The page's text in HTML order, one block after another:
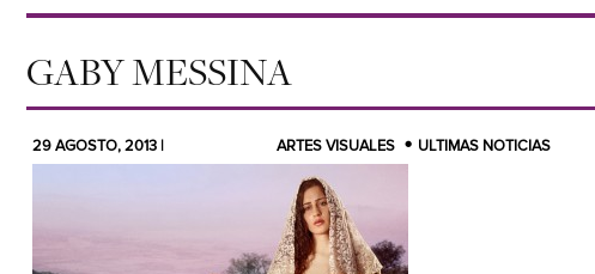
GABY MESSINA
29 AGOSTO, 2013 | ARTES VISUALES ULTIMAS NOTICIAS